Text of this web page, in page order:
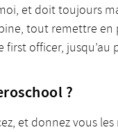
et doit toujours
tout remettre en
officer,
?
et donnez vous